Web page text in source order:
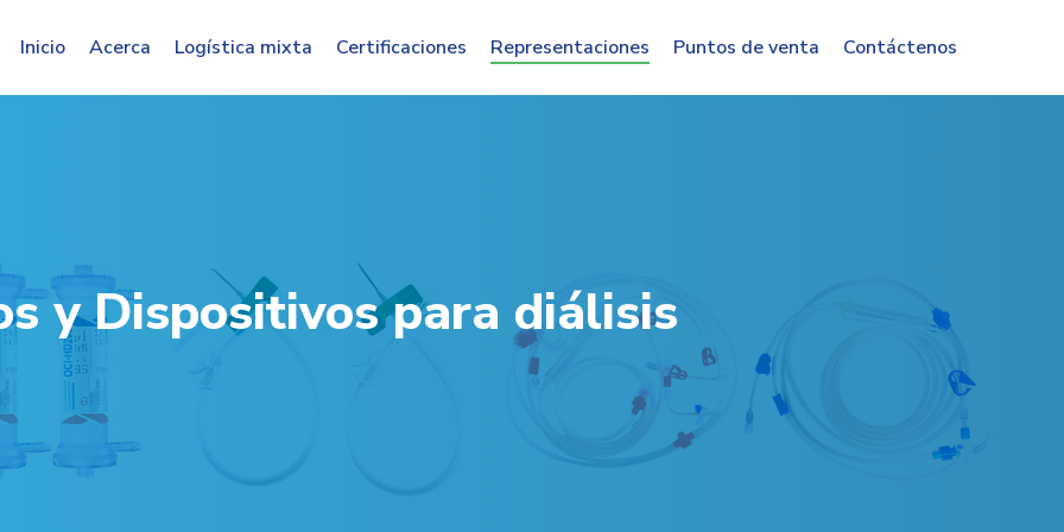
Inicio Acerca Logística mixta Certificaciones Representaciones Puntos de venta Contáctenos
y Dispositivos para diálisis